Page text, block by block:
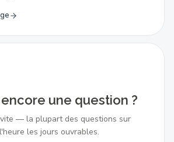
une question ?
— la plupart des questions sur
les jours ouvrables.